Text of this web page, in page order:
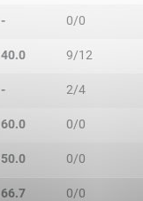
- 0/0
40.0 9/12
- 2/4
60.0 0/0
50.0 0/0
66.7 0/0